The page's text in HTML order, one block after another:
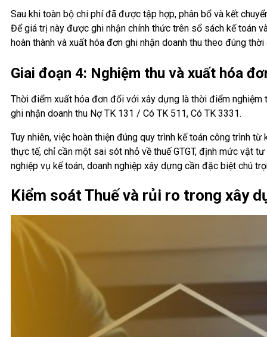
Sau khi toàn bộ chi phí đã được tập hợp, phân bổ và kết
Để giá trị này được ghi nhận chính thức trên sổ sách kế toán
hoàn thành và xuất hóa đơn ghi nhận doanh thu theo đúng
Giai đoạn 4: Nghiệm thu và xuất hóa
Thời điểm xuất hóa đơn đối với xây dựng là thời điểm nghiệm
ghi nhận doanh thu Nợ TK 131 / Có TK 511, Có TK 3331.
Tuy nhiên, việc hoàn thiện đúng quy trình kế toán công trình
thực tế, chỉ cần một sai sót nhỏ về thuế GTGT, định mức vật
nghiệp vụ kế toán, doanh nghiệp xây dựng cần đặc biệt chú
Kiểm soát Thuế và rủi ro trong xây